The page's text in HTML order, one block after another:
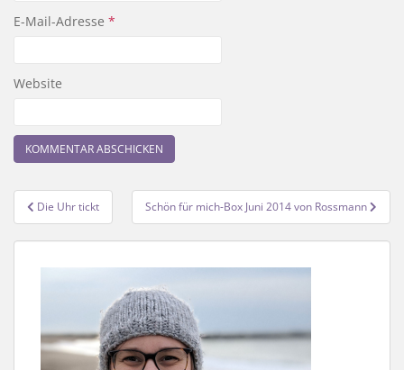
E-Mail-Adresse *
Website
Beitragsnavigation
Die Uhr tickt Schön für mich-Box Juni 2014 von Rossmann